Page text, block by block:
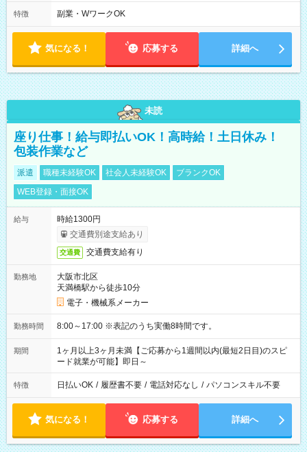
特徴 副業・WワークOK
気になる！ 応募する 詳細へ
未読
座り仕事！給与即払いOK！高時給！土日休み！
包装作業など
派遣 職種未経験OK 社会人未経験OK
ブランクOK
WEB登録・面接OK
給与
時給1300円
交通費別途支給あり
交通費 交通費支給有り
勤務地
大阪市北区
天満橋駅から徒歩10分
電子・機械系メーカー
勤務時間 8:00～17:00 ※表記のうち実働8時間です。
期間
1ヶ月以上3ヶ月未満【ご応募から1週間以内(最短2日目)のスピ
ード就業が可能】即日～
特徴 日払いOK / 履歴書不要 / 電話対応なし / パソコンスキル不要
気になる！ 応募する 詳細へ